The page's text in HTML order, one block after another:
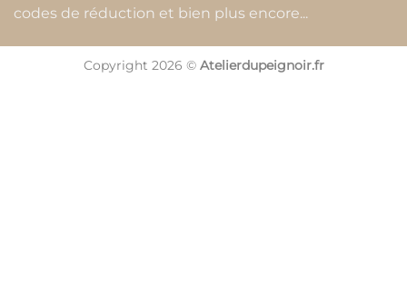
codes de réduction et bien plus encore...
Copyright 2026 © Atelierdupeignoir.fr